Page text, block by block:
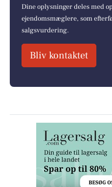
Dine oplysninger deles med
ejendomsmæglere, som
salgsvurdering.
Bliv kontaktet